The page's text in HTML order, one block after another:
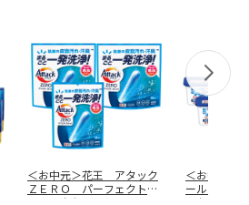
＜お中元＞花王 アタック
ＺＥＲＯ パーフェクトス
＜お中元＞
ールジェル